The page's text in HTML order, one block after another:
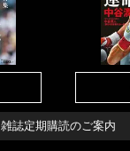
雑誌定期購読のご案内